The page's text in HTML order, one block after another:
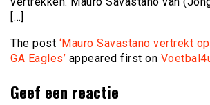
[…]
The post ‘Mauro Savastano vertrekt
GA Eagles’ appeared first on
Geef een reactie